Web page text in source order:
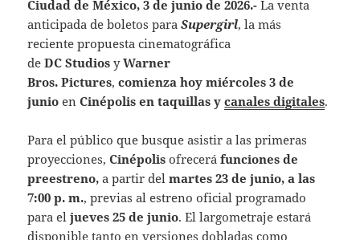
Ciudad de México, 3 de junio de 2026.- La venta
anticipada de boletos paraSupergirl, la más
reciente propuesta cinematográfica
deDC Studios yWarner
Bros. Pictures,comienza hoy miércoles 3 de
junioenCinépolis en taquillas ycanales digitales.
Para el público que busque asistir a las primeras
proyecciones,Cinépolis ofreceráfunciones de
preestreno,a partir delmartes 23 de junio, a las
7:00 p. m., previas al estreno oficial programado
para eljueves 25 de junio. El largometraje estará
disponible tanto en versiones dobladas como